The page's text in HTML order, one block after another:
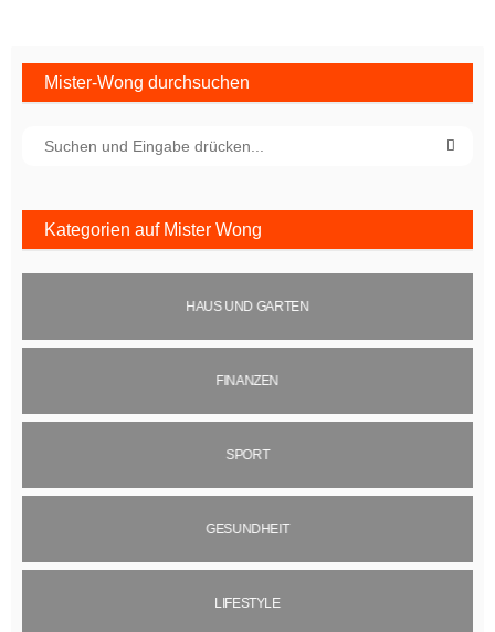
Mister-Wong durchsuchen
Kategorien auf Mister Wong
HAUS UND GARTEN
FINANZEN
SPORT
GESUNDHEIT
LIFESTYLE